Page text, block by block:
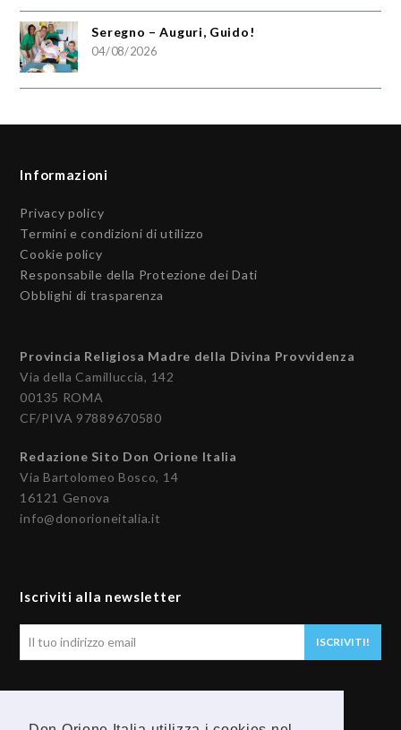
Seregno – Auguri, Guido!
04/08/2026
Informazioni
Privacy policy
Termini e condizioni di utilizzo
Cookie policy
Responsabile della Protezione dei Dati
Obblighi di trasparenza
Provincia Religiosa Madre della Divina Provvidenza
Via della Camilluccia, 142
00135 ROMA
CF/PIVA 97889670580
Redazione Sito Don Orione Italia
Via Bartolomeo Bosco, 14
16121 Genova
info@donorioneitalia.it
Iscriviti alla newsletter
ISCRIVITI!